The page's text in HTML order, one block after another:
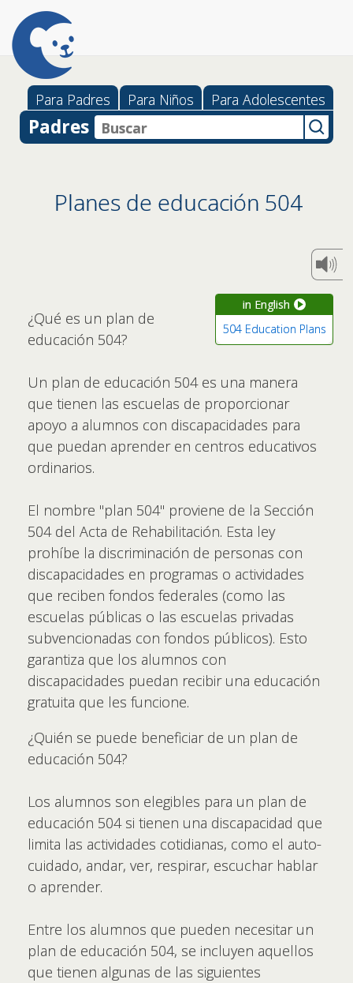
Para Padres Para Niños Para Adolescentes
Padres
Planes de educación 504
in English
504 Education Plans
¿Qué es un plan de
educación 504?
Un plan de educación 504 es una manera
que tienen las escuelas de proporcionar
apoyo a alumnos con discapacidades para
que puedan aprender en centros educativos
ordinarios.
El nombre "plan 504" proviene de la Sección
504 del Acta de Rehabilitación. Esta ley
prohíbe la discriminación de personas con
discapacidades en programas o actividades
que reciben fondos federales (como las
escuelas públicas o las escuelas privadas
subvencionadas con fondos públicos). Esto
garantiza que los alumnos con
discapacidades puedan recibir una educación
gratuita que les funcione.
¿Quién se puede beneficiar de un plan de
educación 504?
Los alumnos son elegibles para un plan de
educación 504 si tienen una discapacidad que
limita las actividades cotidianas, como el auto-
cuidado, andar, ver, respirar, escuchar hablar
o aprender.
Entre los alumnos que pueden necesitar un
plan de educación 504, se incluyen aquellos
que tienen algunas de las siguientes